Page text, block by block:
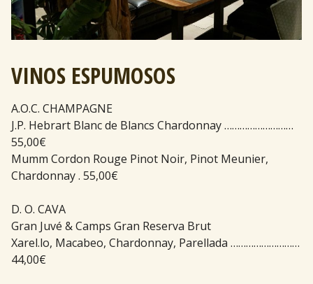
VINOS ESPUMOSOS
A.O.C. CHAMPAGNE
J.P. Hebrart Blanc de Blancs Chardonnay ………………………
55,00€
Mumm Cordon Rouge Pinot Noir, Pinot Meunier,
Chardonnay . 55,00€
D. O. CAVA
Gran Juvé & Camps Gran Reserva Brut
Xarel.lo, Macabeo, Chardonnay, Parellada ………………………
44,00€